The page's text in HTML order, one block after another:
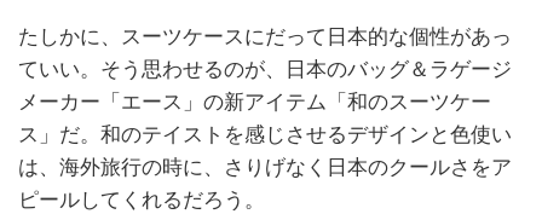
たしかに、スーツケースにだって日本的な個性があっ
ていい。そう思わせるのが、日本のバッグ＆ラゲージ
メーカー「エース」の新アイテム「和のスーツケー
ス」だ。和のテイストを感じさせるデザインと色使い
は、海外旅行の時に、さりげなく日本のクールさをア
ピールしてくれるだろう。